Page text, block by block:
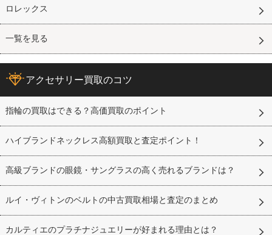
ロレックス
一覧を見る
アクセサリー買取のコツ
指輪の買取はできる？高価買取のポイント
ハイブランドネックレス高額買取と査定ポイント！
高級ブランドの眼鏡・サングラスの高く売れるブランドは？
ルイ・ヴィトンのベルトの中古買取相場と査定のまとめ
カルティエのプラチナジュエリーが好まれる理由とは？